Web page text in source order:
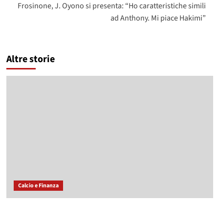
Frosinone, J. Oyono si presenta: “Ho caratteristiche simili
ad Anthony. Mi piace Hakimi”
Altre storie
Calcio e Finanza